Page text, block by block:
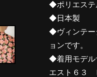
◆ポリエステ
◆日本製
◆ヴィンテー
ョンです。
◆着用モデ
エスト６３